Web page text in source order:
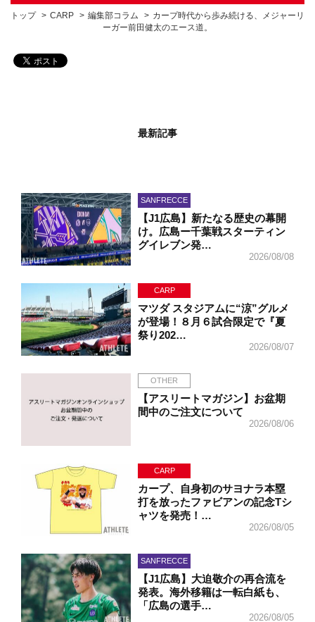
トップ CARP 編集部コラム
カープ時代から歩み続ける、メジャーリ
ーガー前田健太のエース道。
最新記事
SANFRECCE
【J1広島】新たなる歴史の幕開
け。広島ー千葉戦スターティン
グイレブン発…
2026/08/08
CARP
マツダ スタジアムに“涼”グルメ
が登場！８月６試合限定で『夏
祭り202…
2026/08/07
OTHER
【アスリートマガジン】お盆期
間中のご注文について
2026/08/06
CARP
カープ、自身初のサヨナラ本塁
打を放ったファビアンの記念Tシ
ャツを発売！…
2026/08/05
SANFRECCE
【J1広島】大迫敬介の再合流を
発表。海外移籍は一転白紙も、
「広島の選手…
2026/08/05